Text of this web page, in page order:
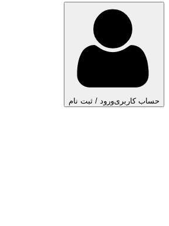
حساب کاربریورود / ثبت نام